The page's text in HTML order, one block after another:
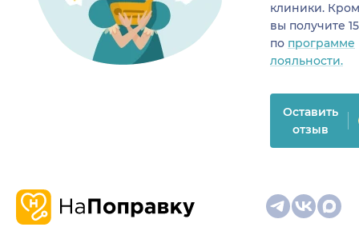
клиники.
вы получите
по программе
лояльности.
Оставить
отзыв